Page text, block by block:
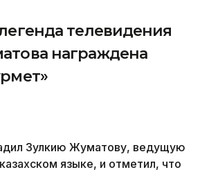
телевидения
награждена
Зулкию Жуматову, ведущую
языке, и отметил, что